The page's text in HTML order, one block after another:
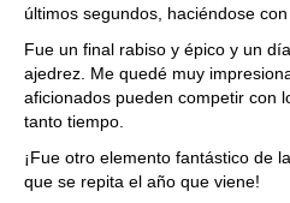
últimos segundos, haciéndose
Fue un final rabiso y épico y un
ajedrez. Me quedé muy
aficionados pueden competir con
tanto tiempo.
¡Fue otro elemento fantástico de
que se repita el año que viene!